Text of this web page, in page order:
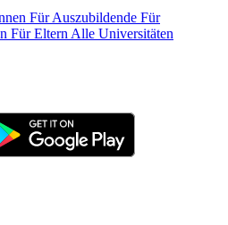
Für Auszubildende Für
Für Eltern Alle Universitäten